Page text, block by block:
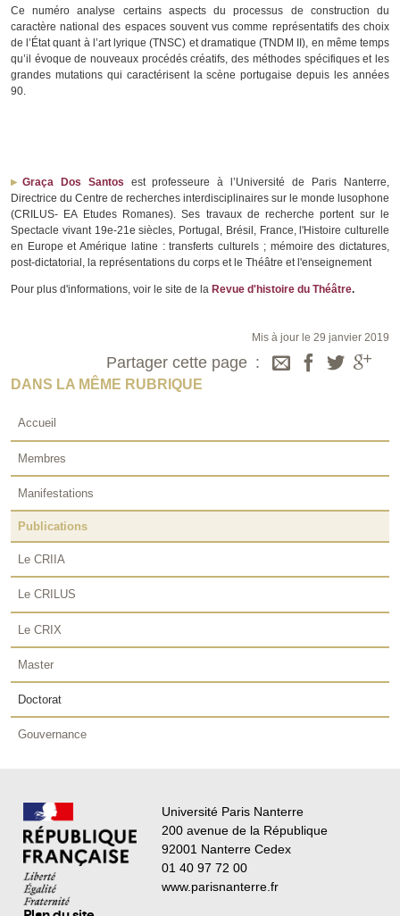
Ce numéro analyse certains aspects du processus de construction du
caractère national des espaces souvent vus comme représentatifs des choix
de l’État quant à l’art lyrique (TNSC) et dramatique (TNDM II), en même temps
qu’il évoque de nouveaux procédés créatifs, des méthodes spécifiques et les
grandes mutations qui caractérisent la scène portugaise depuis les années
90.
Graça Dos Santos est professeure à l’Université de Paris Nanterre,
Directrice du Centre de recherches interdisciplinaires sur le monde lusophone
(CRILUS- EA Etudes Romanes). Ses travaux de recherche portent sur le
Spectacle vivant 19e-21e siècles, Portugal, Brésil, France, l'Histoire culturelle
en Europe et Amérique latine : transferts culturels ; mémoire des dictatures,
post-dictatorial, la représentations du corps et le Théâtre et l'enseignement
Pour plus d'informations, voir le site de la Revue d'histoire du Théâtre.
Mis à jour le 29 janvier 2019
Partager cette page
DANS LA MÊME RUBRIQUE
Accueil
Membres
Manifestations
Publications
Le CRIIA
Le CRILUS
Le CRIX
Master
Doctorat
Gouvernance
Université Paris Nanterre
200 avenue de la République
92001 Nanterre Cedex
01 40 97 72 00
www.parisnanterre.fr